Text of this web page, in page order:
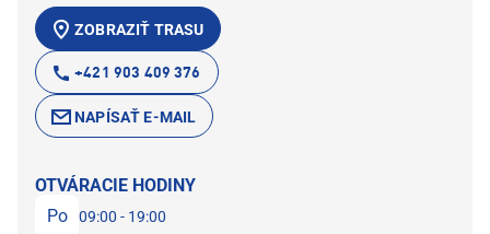
ZOBRAZIŤ TRASU
+421 903 409 376
NAPÍSAŤ E-MAIL
OTVÁRACIE HODINY
Po
09:00 - 19:00